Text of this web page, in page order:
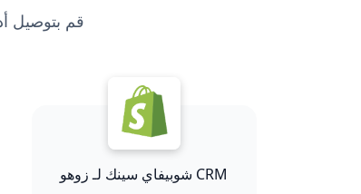
شوبيفاي سينك لـ زوهو CRM